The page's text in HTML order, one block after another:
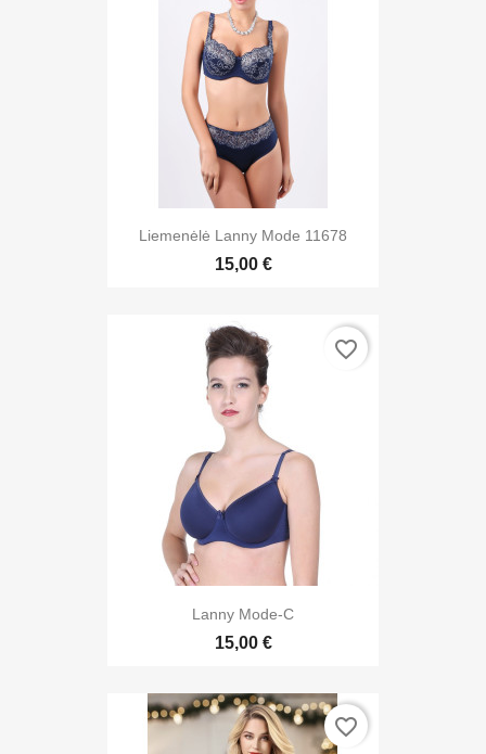
Liemenėlė Lanny Mode 11678
15,00 €
Lanny Mode-C
15,00 €
favorite_border
favorite_border